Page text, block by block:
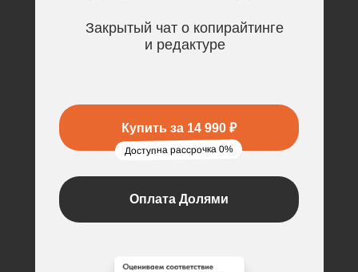
Закрытый чат о копирайтинге
и редактуре
Купить за 14 990 ₽
Оплата Долями
Доступна рассрочка 0%